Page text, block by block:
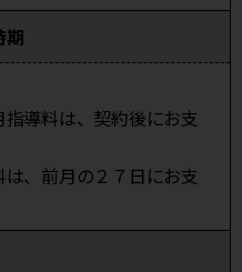
期
導料は、契約後にお支
、前月の２７日にお支